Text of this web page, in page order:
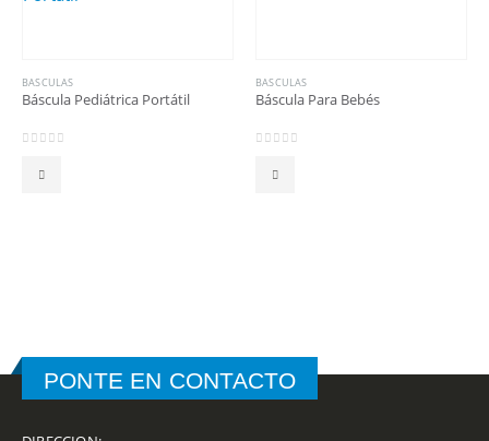
BASCULAS
Báscula Pediátrica Portátil
BASCULAS
Báscula Para Bebés
PONTE EN CONTACTO